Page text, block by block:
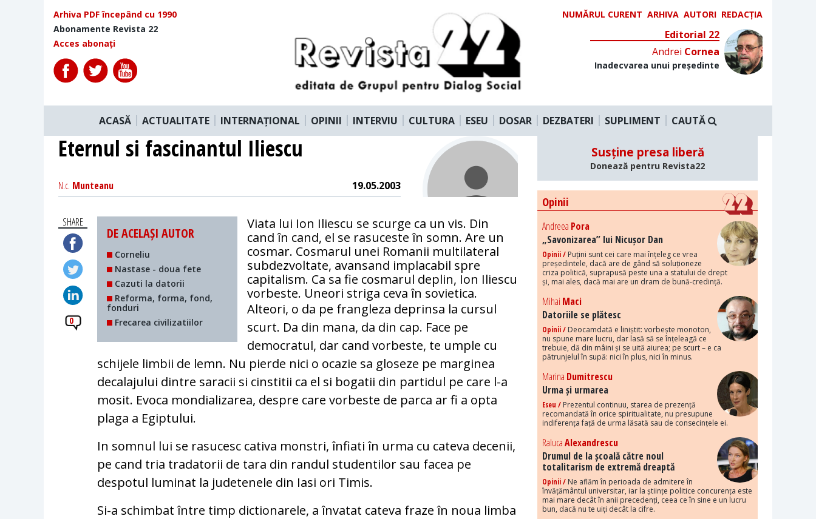
Arhiva PDF începând cu 1990
Abonamente Revista 22
Acces abonați
NUMĂRUL CURENT ARHIVA AUTORI REDACȚIA
Editorial 22
Andrei Cornea
Inadecvarea unui președinte
ACASĂ ACTUALITATE INTERNAȚIONAL OPINII INTERVIU CULTURA ESEU DOSAR DEZBATERI SUPLIMENT CAUTĂ
Eternul si fascinantul Iliescu
N.c. Munteanu 19.05.2003
SHARE
0
DE ACELAȘI AUTOR
Corneliu
Nastase - doua fete
Cazuti la datorii
Reforma, forma, fond,
fonduri
Frecarea civilizatiilor
Viata lui Ion Iliescu se scurge ca un vis. Din
cand în cand, el se rasuceste în somn. Are un
cosmar. Cosmarul unei Romanii multilateral
subdezvoltate, avansand implacabil spre
capitalism. Ca sa fie cosmarul deplin, Ion Iliescu
vorbeste. Uneori striga ceva în sovietica.
Alteori, o da pe frangleza deprinsa la cursul
scurt. Da din mana, da din cap. Face pe
democratul, dar cand vorbeste, te umple cu
schijele limbii de lemn. Nu pierde nici o ocazie sa gloseze pe marginea
decalajului dintre saracii si cinstitii ca el si bogatii din partidul pe care l-a
mosit. Evoca mondializarea, despre care vorbeste de parca ar fi a opta
plaga a Egiptului.
In somnul lui se rasucesc cativa monstri, înfiati în urma cu cateva decenii,
pe cand tria tradatorii de tara din randul studentilor sau facea pe
despotul luminat la judetenele din Iasi ori Timis.
Si-a schimbat între timp dictionarele, a învatat cateva fraze în noua limba
Susține presa liberă
Donează pentru Revista22
Opinii
Andreea Pora
„Savonizarea” lui Nicușor Dan
Opinii / Puțini sunt cei care mai înțeleg ce vrea
președintele, dacă are de gând să soluționeze
criza politică, suprapusă peste una a statului de drept
și, mai ales, dacă mai are un dram de bună-credință.
Mihai Maci
Datoriile se plătesc
Opinii / Deocamdată e liniștit: vorbește monoton,
nu spune mare lucru, dar lasă să se înțeleagă ce
trebuie, dă din mâini și se uită aiurea; pe scurt – e ca
pătrunjelul în supă: nici în plus, nici în minus.
Marina Dumitrescu
Urma și urmarea
Eseu / Prezentul continuu, starea de prezență
recomandată în orice spiritualitate, nu presupune
indiferența față de urma lăsată sau de consecințele ei.
RalucaAlexandrescu
Drumul de la școală către noul
totalitarism de extremă dreaptă
Opinii / Ne aflăm în perioada de admitere în
învățământul universitar, iar la științe politice concurența este
mai mare decât în anii precedenți, ceea ce în sine e un lucru
bun, dacă nu te uiți decât la cifre.